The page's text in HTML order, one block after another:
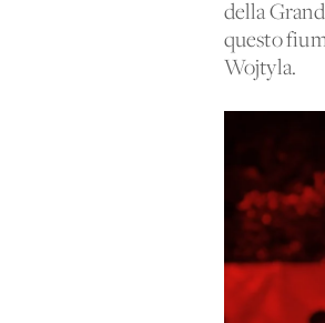
della
questo
Wojtyla.